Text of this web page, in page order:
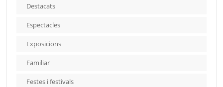
Destacats
Espectacles
Exposicions
Familiar
Festes i festivals